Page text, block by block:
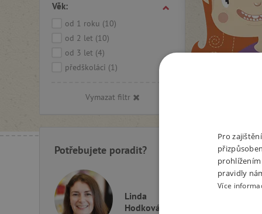
Věk:
od 1 roku (10)
od 2 let (10)
od 3 let (4)
předškoláci (1)
Vymazat filtr
Potřebujete poradit?
Linda
Hodková
Pro
prohlížením
pravidly
Více